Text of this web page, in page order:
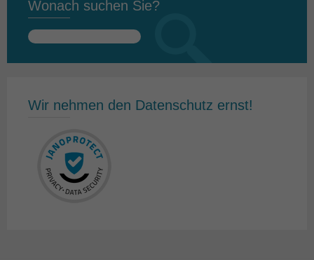
Wonach suchen Sie?
Suchen
Wir nehmen den Datenschutz ernst!